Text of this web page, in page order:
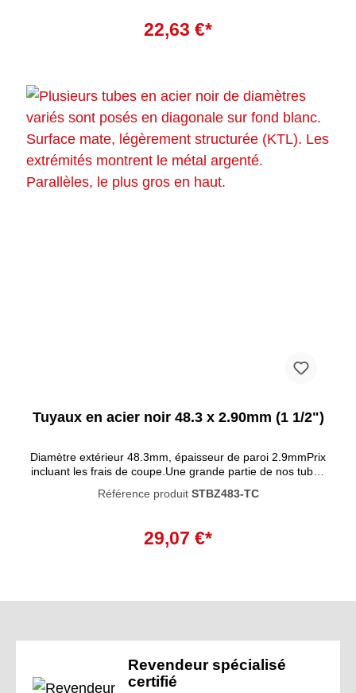
et aux dommages et conviennent à une utilisation en
22,63 €*
Tuyaux en acier noir 48.3 x 2.90mm (1 1/2")
Diamètre extérieur 48.3mm, épaisseur de paroi 2.9mmPrix
incluant les frais de coupe.Une grande partie de nos tubes
avantage de la peinture noire est qu'elle pénètre
n'est pas résistante aux UV et ne convient donc pas à une
Référence produit STBZ483-TC
29,07 €*
Revendeur spécialisé
certifié